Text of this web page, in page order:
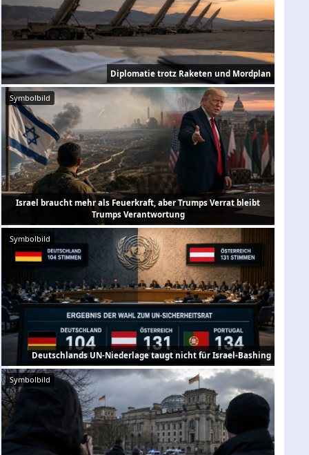
Diplomatie trotz Raketen und Mordplan
Symbolbild
Israel braucht mehr als Feuerkraft, aber Trumps Verrat bleibt
Trumps Verantwortung
Symbolbild
Deutschlands UN-Niederlage taugt nicht für Israel-Bashing
Symbolbild